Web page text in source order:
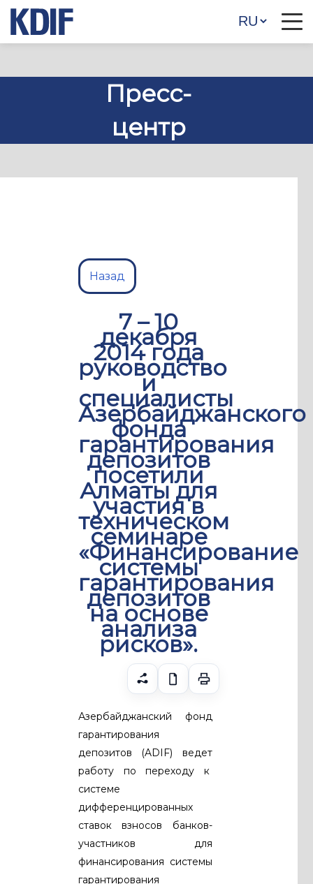
Пресс-
центр
Назад
7 – 10
декабря
2014 года
руководство
и
специалисты
Азербайджанского
фонда
гарантирования
депозитов
посетили
Алматы для
участия в
техническом
семинаре
«Финансирование
системы
гарантирования
депозитов
на основе
анализа
рисков».
Азербайджанский фонд
гарантирования
депозитов (ADIF) ведет
работу по переходу к
системе
дифференцированных
ставок взносов банков-
участников для
финансирования системы
гарантирования